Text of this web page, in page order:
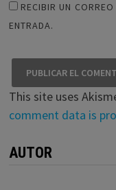
RECIBIR UN
ENTRADA.
This site uses
comment data is
AUTOR